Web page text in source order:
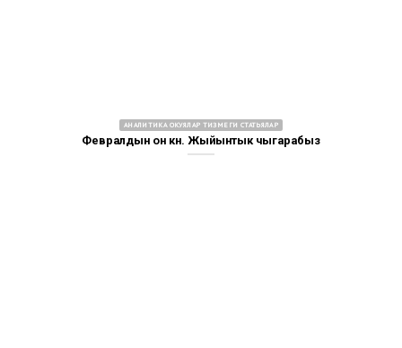
АНАЛИТИКА ОКУЯЛАР ТИЗМЕГИ СТАТЬЯЛАР
Февралдын он күнү. Жыйынтык чыгарабыз